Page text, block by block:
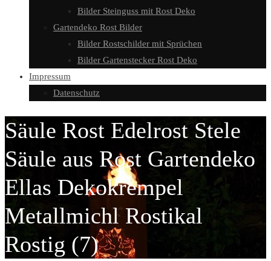
Bilder Steinguss mit Rost Deko
Gartendeko Rost Bilder
Bilder Rostschilder mit Sprüchen
Bilder Gartenstecker Rost Deko
Impressum
Datenschutz
Säule Rost Edelrost Stele
Säule aus Rost Gartendeko
Ellas Dekokrempel
Metallmichl Rostikal
Rostig (7)